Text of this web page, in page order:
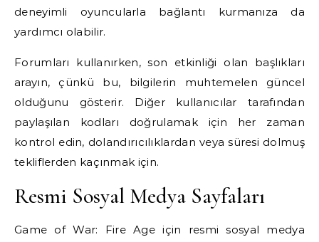
deneyimli oyuncularla bağlantı kurmanıza da
yardımcı olabilir.
Forumları kullanırken, son etkinliği olan başlıkları
arayın, çünkü bu, bilgilerin muhtemelen güncel
olduğunu gösterir. Diğer kullanıcılar tarafından
paylaşılan kodları doğrulamak için her zaman
kontrol edin, dolandırıcılıklardan veya süresi dolmuş
tekliflerden kaçınmak için.
Resmi Sosyal Medya Sayfaları
Game of War: Fire Age için resmi sosyal medya